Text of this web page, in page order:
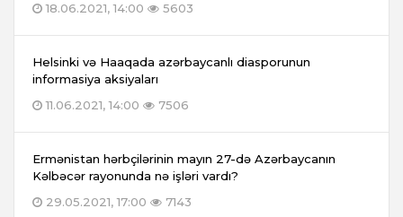
18.06.2021, 14:00
5603
Helsinki və Haaqada azərbaycanlı diasporunun
informasiya aksiyaları
11.06.2021, 14:00
7506
Ermənistan hərbçilərinin mayın 27-də Azərbaycanın
Kəlbəcər rayonunda nə işləri vardı?
29.05.2021, 17:00
7143